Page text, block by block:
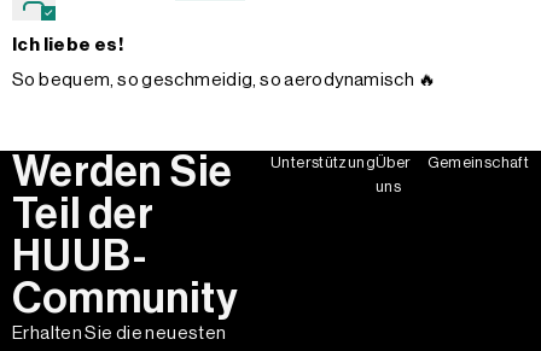
Ich liebe es!
So bequem, so geschmeidig, so aerodynamisch 🔥
Werden Sie
Teil der
HUUB-
Community
Erhalten Sie die neuesten
UnterstützungÜber
uns
Gemeinschaft